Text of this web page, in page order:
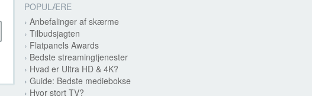
POPULÆRE
›Anbefalinger af skærme
›Tilbudsjagten
› Flatpanels Awards
› Bedste streamingtjenester
› Hvad er Ultra HD & 4K?
›Guide: Bedste mediebokse
› Hvor stort TV?